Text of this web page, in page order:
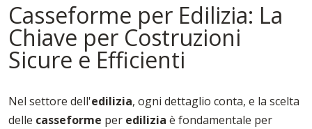
Casseforme per Edilizia: La
Chiave per Costruzioni
Sicure e Efficienti
Nel settore dell'edilizia, ogni dettaglio conta, e la scelta
delle casseforme per edilizia è fondamentale per